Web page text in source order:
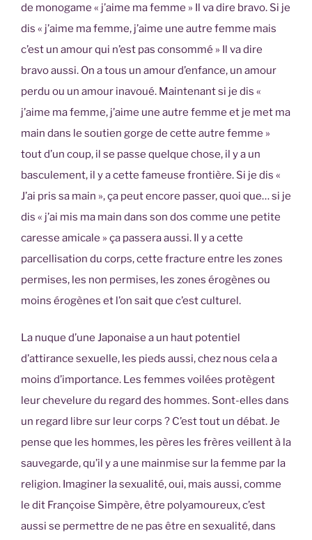
de monogame « j’aime ma femme » Il va dire bravo. Si je
dis « j’aime ma femme, j’aime une autre femme mais
c’est un amour qui n’est pas consommé » Il va dire
bravo aussi. On a tous un amour d’enfance, un amour
perdu ou un amour inavoué. Maintenant si je dis «
j’aime ma femme, j’aime une autre femme et je met ma
main dans le soutien gorge de cette autre femme »
tout d’un coup, il se passe quelque chose, il y a un
basculement, il y a cette fameuse frontière. Si je dis «
J’ai pris sa main », ça peut encore passer, quoi que… si je
dis « j’ai mis ma main dans son dos comme une petite
caresse amicale » ça passera aussi. Il y a cette
parcellisation du corps, cette fracture entre les zones
permises, les non permises, les zones érogènes ou
moins érogènes et l’on sait que c’est culturel.
La nuque d’une Japonaise a un haut potentiel
d’attirance sexuelle, les pieds aussi, chez nous cela a
moins d’importance. Les femmes voilées protègent
leur chevelure du regard des hommes. Sont-elles dans
un regard libre sur leur corps ? C’est tout un débat. Je
pense que les hommes, les pères les frères veillent à la
sauvegarde, qu’il y a une mainmise sur la femme par la
religion. Imaginer la sexualité, oui, mais aussi, comme
le dit Françoise Simpère, être polyamoureux, c’est
aussi se permettre de ne pas être en sexualité, dans